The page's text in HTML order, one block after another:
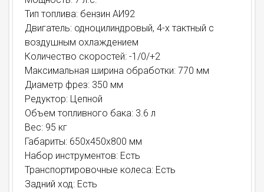
Тип топлива: бензин АИ92
Двигатель: одноцилиндровый, 4-x тактный с
воздушным оxлаждением
Количество скоростей: -1/0/+2
Максимальная ширина обработки: 770 мм
Диаметр фрез: 350 мм
Редуктор: Цепной
Объем топливного бака: 3.6 л
Вес: 95 кг
Габариты: 650x450x800 мм
Набор инструментов: Есть
Транспортировочные колеса: Есть
Задний ход: Есть